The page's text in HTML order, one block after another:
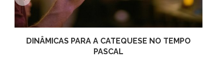
DINÂMICAS PARA A CATEQUESE NO TEMPO
PASCAL